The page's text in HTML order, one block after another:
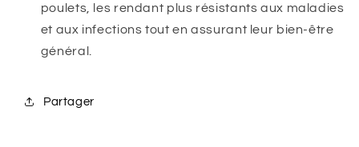
poulets, les rendant plus résistants aux maladies
et aux infections tout en assurant leur bien-être
général.
Partager